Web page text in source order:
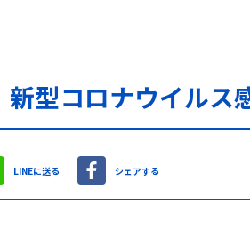
新型コロナウイル
LINEに送る シェアする